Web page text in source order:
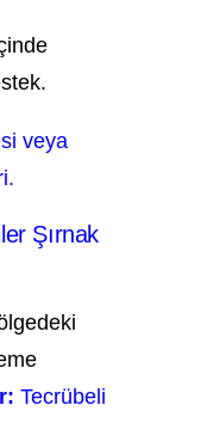
veya
Şırnak
Tecrübeli